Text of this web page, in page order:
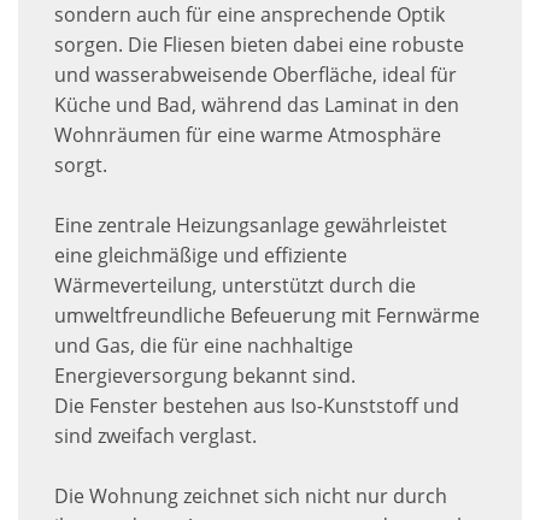
sondern auch für eine ansprechende Optik
sorgen. Die Fliesen bieten dabei eine robuste
und wasserabweisende Oberfläche, ideal für
Küche und Bad, während das Laminat in den
Wohnräumen für eine warme Atmosphäre
sorgt.
Eine zentrale Heizungsanlage gewährleistet
eine gleichmäßige und effiziente
Wärmeverteilung, unterstützt durch die
umweltfreundliche Befeuerung mit Fernwärme
und Gas, die für eine nachhaltige
Energieversorgung bekannt sind.
Die Fenster bestehen aus Iso-Kunststoff und
sind zweifach verglast.
Die Wohnung zeichnet sich nicht nur durch